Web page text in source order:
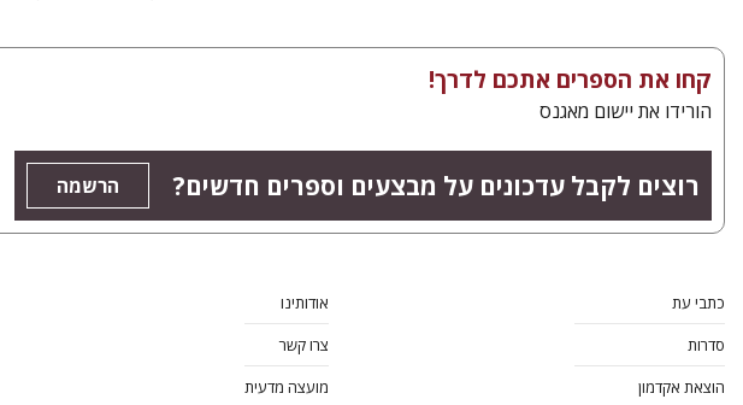
קחו את הספרים אתכם לדרך!
הורידו את יישום מאגנס
רוצים לקבל עדכונים על מבצעים וספרים חדשים? הרשמה
כתבי עת
סדרות
הוצאת אקדמון
אודותינו
צרו קשר
מועצה מדעית